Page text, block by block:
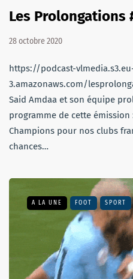
Les Prolongations
28 octobre 2020
https://podcast-
3.amazonaws.com/
Said Amdaa et son équipe
programme de cette
Champions pour nos clubs
chances…
A LA UNE FOOT SPORT